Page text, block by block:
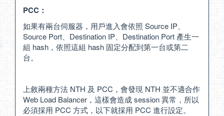
PCC：
如果有兩台伺服器，用戶進入會依照 Source IP、
Source Port、Destination IP、Destination Port 產生一
組 hash，依照這組 hash 固定分配到第一台或第二
台。
上敘兩種方法 NTH 及 PCC，會發現 NTH 並不適合作
Web Load Balancer，這樣會造成 session 異常，所以
必須採用 PCC 方式，以下就採用 PCC 進行設定。